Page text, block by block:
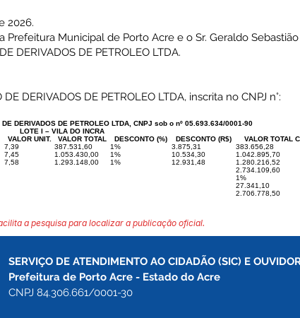
2026.
Prefeitura Municipal de Porto Acre e o Sr. Geraldo
DERIVADOS DE PETROLEO LTDA.
DERIVADOS DE PETROLEO LTDA, inscrita no CNPJ n°:
DERIVADOS DE PETROLEO LTDA, CNPJ sob o nº 05.693.634/0001-90
LOTE I – VILA DO INCRA
VALOR UNIT. VALOR TOTAL DESCONTO (%) DESCONTO (R$)
VALOR TOTAL
7,39 387.531,60 1% 3.875,31
383.656,28
7,45 1.053.430,00 1% 10.534,30
1.042.895,70
7,58 1.293.148,00 1% 12.931,48
1.280.216,52
2.734.109,60
1%
27.341,10
2.706.778,50
a pesquisa para localizar a publicação oficial.
SERVIÇO DE ATENDIMENTO AO CIDADÃO (SIC) E
Prefeitura de Porto Acre - Estado do Acre
CNPJ 84.306.661/0001-30